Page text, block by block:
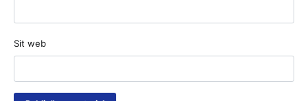
Sit web